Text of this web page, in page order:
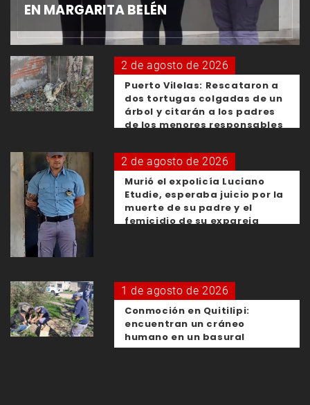
EN MARGARITA BELÉN
2 de agosto de 2026
Puerto Vilelas: Rescataron a
dos tortugas colgadas de un
árbol y citarán a los padres
de los menores responsables
2 de agosto de 2026
Murió el expolicía Luciano
Etudie, esperaba juicio por la
muerte de su padre y el
femicidio de su expareja
1 de agosto de 2026
Conmoción en Quitilipi:
encuentran un cráneo
humano en un basural